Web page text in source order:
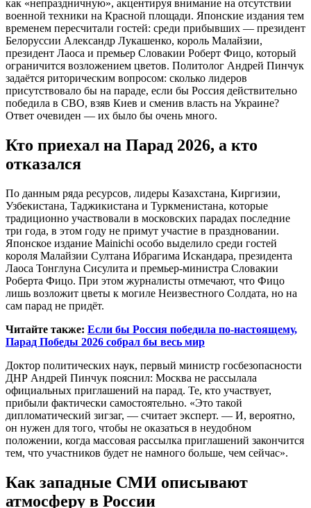
как «непраздничную», акцентируя внимание на отсутствии
военной техники на Красной площади. Японские издания тем
временем пересчитали гостей: среди прибывших — президент
Белоруссии Александр Лукашенко, король Малайзии,
президент Лаоса и премьер Словакии Роберт Фицо, который
ограничится возложением цветов. Политолог Андрей Пинчук
задаётся риторическим вопросом: сколько лидеров
присутствовало бы на параде, если бы Россия действительно
победила в СВО, взяв Киев и сменив власть на Украине?
Ответ очевиден — их было бы очень много.
Кто приехал на Парад 2026, а кто
отказался
По данным ряда ресурсов, лидеры Казахстана, Киргизии,
Узбекистана, Таджикистана и Туркменистана, которые
традиционно участвовали в московских парадах последние
три года, в этом году не примут участие в праздновании.
Японское издание Mainichi особо выделило среди гостей
короля Малайзии Султана Ибрагима Искандара, президента
Лаоса Тонглуна Сисулита и премьер-министра Словакии
Роберта Фицо. При этом журналисты отмечают, что Фицо
лишь возложит цветы к могиле Неизвестного Солдата, но на
сам парад не придёт.
Читайте также: Если бы Россия победила по-настоящему,
Парад Победы 2026 собрал бы весь мир
Доктор политических наук, первый министр госбезопасности
ДНР Андрей Пинчук пояснил: Москва не рассылала
официальных приглашений на парад. Те, кто участвует,
прибыли фактически самостоятельно. «Это такой
дипломатический зигзаг, — считает эксперт. — И, вероятно,
он нужен для того, чтобы не оказаться в неудобном
положении, когда массовая рассылка приглашений закончится
тем, что участников будет не намного больше, чем сейчас».
Как западные СМИ описывают
атмосферу в России